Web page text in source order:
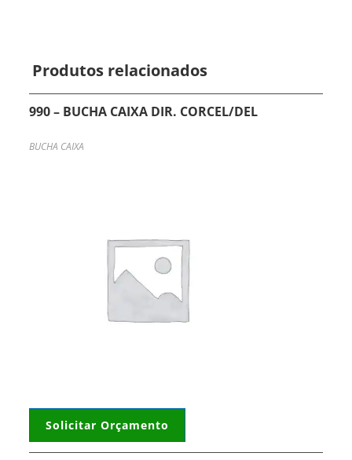
Produtos relacionados
990 – BUCHA CAIXA DIR. CORCEL/DEL
BUCHA CAIXA
Solicitar Orçamento